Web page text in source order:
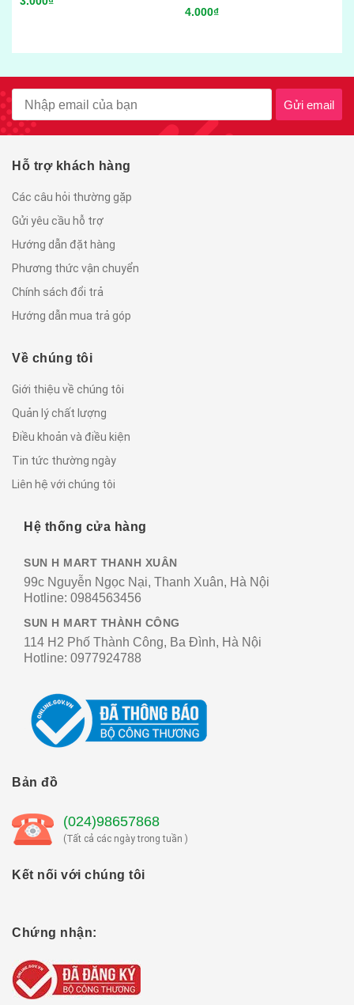
Song Long No:3089
Gửi email
Hỗ trợ khách hàng
Các câu hỏi thường gặp
Gửi yêu cầu hỗ trợ
Hướng dẫn đặt hàng
Phương thức vận chuyển
Chính sách đổi trả
Hướng dẫn mua trả góp
Về chúng tôi
Giới thiệu về chúng tôi
Quản lý chất lượng
Điều khoản và điều kiện
Tin tức thường ngày
Liên hệ với chúng tôi
Hệ thống cửa hàng
SUN H MART THANH XUÂN
99c Nguyễn Ngọc Nại, Thanh Xuân, Hà Nội
Hotline: 0984563456
SUN H MART THÀNH CÔNG
114 H2 Phố Thành Công, Ba Đình, Hà Nội
Hotline: 0977924788
Bản đồ
(024)98657868
(Tất cả các ngày trong tuần )
Kết nối với chúng tôi
Chứng nhận: